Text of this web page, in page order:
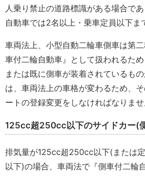
人乗り禁止の道路標識がある場合で
自動車では2名以上・乗車定員以下ま
車両法上、小型自動二輪車側車は第
車付二輪自動車』として扱われるため
または既に側車が装着されているも
は、車両法上の車格が変わるため、
ートの登録変更をしなければなりませ
125cc超250cc以下のサイドカー(
排気量が125cc超250cc以下(または
以下)の場合、車両法で『側車付二輪